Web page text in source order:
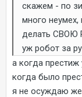
скажем - по
много
делать СВОЮ
уж робот за
а когда
когда было
я не осуждаю